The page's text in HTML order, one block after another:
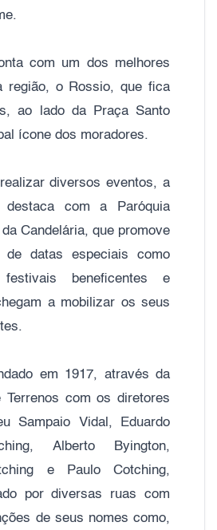
com um dos melhores
região, o Rossio, que fica
ao lado da Praça Santo
ícone dos moradores.
diversos eventos, a
com a Paróquia
Candelária, que promove
de datas especiais como
beneficentes e
a mobilizar os seus
em 1917, através da
Terrenos com os diretores
Sampaio Vidal, Eduardo
Alberto Byington,
e Paulo Cotching,
por diversas ruas com
de seus nomes como,